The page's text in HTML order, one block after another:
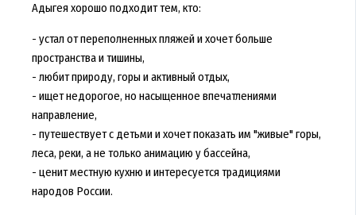
Адыгея хорошо подходит тем, кто:
- устал от переполненных пляжей и хочет больше
пространства и тишины,
- любит природу, горы и активный отдых,
- ищет недорогое, но насыщенное впечатлениями
направление,
- путешествует с детьми и хочет показать им "живые" горы,
леса, реки, а не только анимацию у бассейна,
- ценит местную кухню и интересуется традициями
народов России.